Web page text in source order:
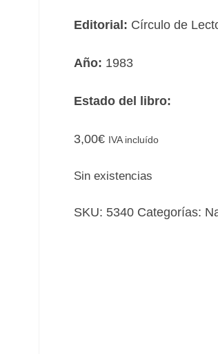
Editorial: Círculo de
Año: 1983
Estado del libro:
3,00€ IVA incluído
Sin existencias
SKU: 5340 Categorías: